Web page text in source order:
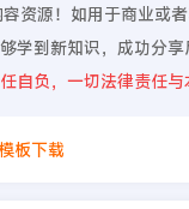
源！如用于商业或
到新知识，成功分享
自负，一切法律责任与
板下载